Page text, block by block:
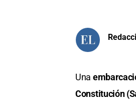
Una
Constitución